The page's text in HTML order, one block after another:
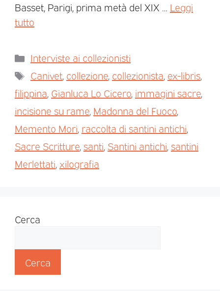
Basset, Parigi, prima metà del XIX … Leggi
tutto
Interviste ai collezionisti
Canivet, collezione, collezionista, ex-libris,
filippina, Gianluca Lo Cicero, immagini sacre,
incisione su rame, Madonna del Fuoco,
Memento Mori, raccolta di santini antichi,
Sacre Scritture,santi, Santini antichi,santini
Merlettati, xilografia
Cerca
Cerca